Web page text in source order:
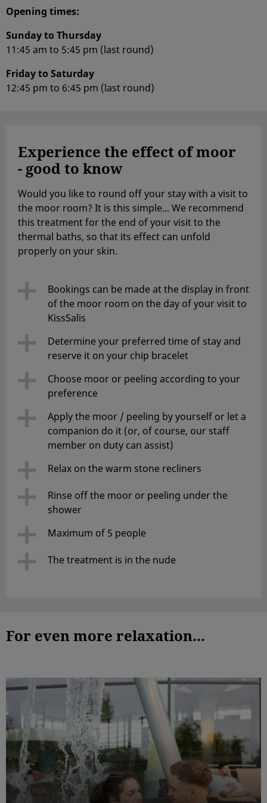
Opening times:
Sunday to Thursday
11:45 am to 5:45 pm (last round)
Friday to Saturday
12:45 pm to 6:45 pm (last round)
Experience the effect of moor
- good to know
Would you like to round off your stay with a visit to
the moor room? It is this simple... We recommend
this treatment for the end of your visit to the
thermal baths, so that its effect can unfold
properly on your skin.
Bookings can be made at the display in front
of the moor room on the day of your visit to
KissSalis
Determine your preferred time of stay and
reserve it on your chip bracelet
Choose moor or peeling according to your
preference
Apply the moor / peeling by yourself or let a
companion do it (or, of course, our staff
member on duty can assist)
Relax on the warm stone recliners
Rinse off the moor or peeling under the
shower
Maximum of 5 people
The treatment is in the nude
For even more relaxation...